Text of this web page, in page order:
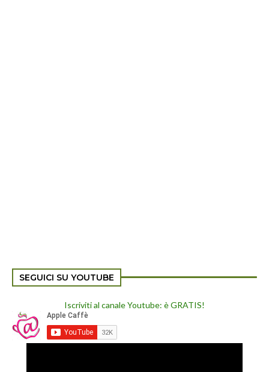
SEGUICI SU YOUTUBE
Iscriviti al canale Youtube: è GRATIS!